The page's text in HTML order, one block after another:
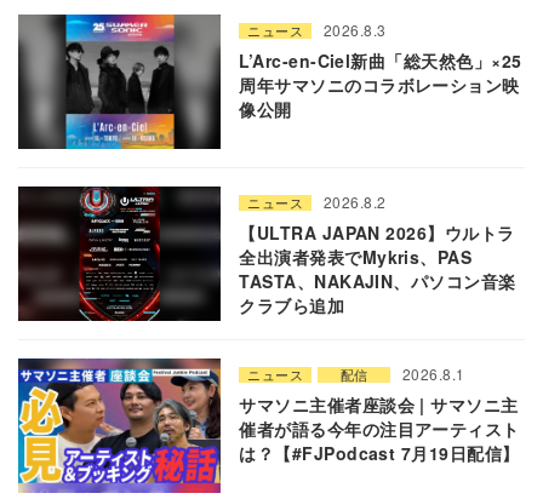
ニュース 2026.8.3
L’Arc-en-Ciel新曲「総天然色」×25
周年サマソニのコラボレーション映
像公開
ニュース 2026.8.2
【ULTRA JAPAN 2026】ウルトラ
全出演者発表でMykris、PAS
TASTA、NAKAJIN、パソコン音楽
クラブら追加
ニュース 配信 2026.8.1
サマソニ主催者座談会 | サマソニ主
催者が語る今年の注目アーティスト
は？【#FJPodcast 7月19日配信】